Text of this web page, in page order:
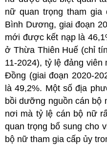
nữ quan trọng tham gia
Bình Dương, giai đoạn
mới được kết nạp là
ở Thừa Thiên Huế (chỉ
11-2024), tỷ lệ đảng
Đồng (giai đoạn 2020-
là 49,2%. Một số địa
bồi dưỡng nguồn cán bộ
nơi mà tỷ lệ cán bộ nữ
quan trọng bổ sung cho
bộ nữ tham gia cấp ủy